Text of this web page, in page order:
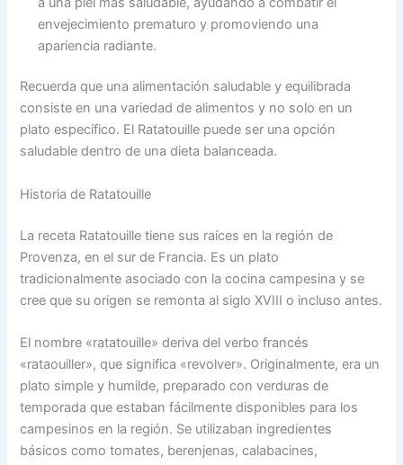
envejecimiento prematuro y promoviendo una
apariencia radiante.
Recuerda que una alimentación saludable y equilibrada
consiste en una variedad de alimentos y no solo en un
plato específico. El Ratatouille puede ser una opción
saludable dentro de una dieta balanceada.
Historia de Ratatouille
La receta Ratatouille tiene sus raíces en la región de
Provenza, en el sur de Francia. Es un plato
tradicionalmente asociado con la cocina campesina y se
cree que su origen se remonta al siglo XVIII o incluso antes.
El nombre «ratatouille» deriva del verbo francés
«rataouiller», que significa «revolver». Originalmente, era un
plato simple y humilde, preparado con verduras de
temporada que estaban fácilmente disponibles para los
campesinos en la región. Se utilizaban ingredientes
básicos como tomates, berenjenas, calabacines,